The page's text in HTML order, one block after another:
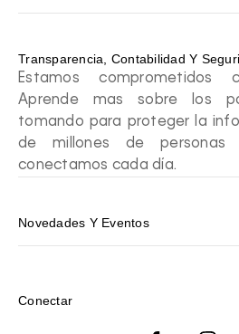
Transparencia, Contabilidad Y
Estamos comprometidos
Aprende mas sobre los
tomando para proteger la
de millones de
conectamos cada día.
Novedades Y Eventos
Conectar